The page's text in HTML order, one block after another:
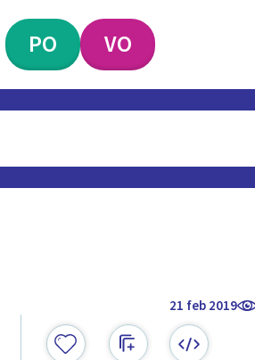
PO VO
21 feb 2019